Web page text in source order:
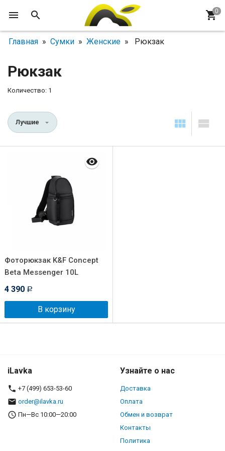
Главная » Сумки » Женские » Рюкзак
Рюкзак
Количество: 1
Лучшие
Фоторюкзак K&F Concept
Beta Messenger 10L
4 390 Р
В корзину
iLavka
+7 (499) 653-53-60
order@ilavka.ru
Пн—Вс 10:00—20:00
Узнайте о нас
Доставка
Оплата
Обмен и возврат
Контакты
Политика